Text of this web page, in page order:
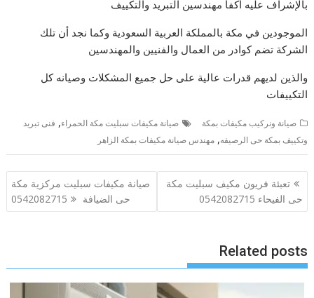
بالإشراف عليه أكفأ مهندسين التبريد والتكييف
الموجودين في مكة بالمملكة العربية السعودية وكما نجد أن تلك
الشركة تضم كوادر من العمال والفنيين والمهندسين
والذين لديهم قدرات عالية على حل جميع المشكلات وصيانه كل
التكييفات
صيانة ونركيب مكيفات بمكة صيانة مكيفات سبليت مكة الحمراء, فنى تبريد
وتكييف بمكة حى الرصيفه,مهندس صيانة مكيفات بمكة الزاهر
تصفّح
المقالات
تعبئة فريون مكيف سبليت مكة
حى الفيحاء 0542082715
صيانة مكيفات سبليت مركزية مكة
حى الضيافة 0542082715
Related posts